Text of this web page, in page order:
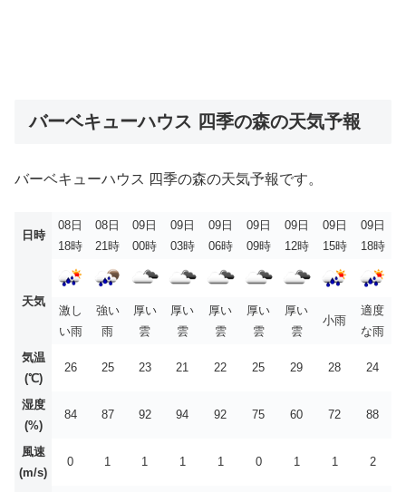
バーベキューハウス 四季の森の天気予報
バーベキューハウス 四季の森の天気予報です。
日時
08日
18時
08日
21時
09日
00時
09日
03時
09日
06時
09日
09時
09日
12時
09日
15時
09日
18時
天気
激し
い雨
強い
雨
厚い
雲
厚い
雲
厚い
雲
厚い
雲
厚い
雲
小雨
適度
な雨
気温
(℃)
26 25 23 21 22 25 29 28 24
湿度
(%)
84 87 92 94 92 75 60 72 88
風速
(m/s)
0 1 1 1 1 0 1 1 2